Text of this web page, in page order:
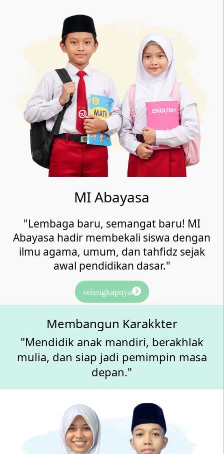
MI Abayasa
"Lembaga baru, semangat baru! MI
Abayasa hadir membekali siswa dengan
ilmu agama, umum, dan tahfidz sejak
awal pendidikan dasar."
selengkapnya
Membangun Karakkter
"Mendidik anak mandiri, berakhlak
mulia, dan siap jadi pemimpin masa
depan."